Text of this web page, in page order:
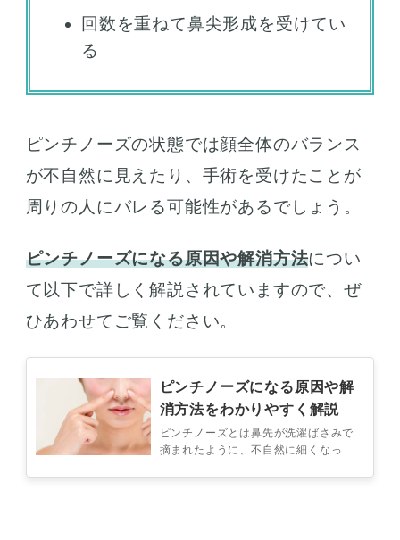
回数を重ねて鼻尖形成を受けてい
る
ピンチノーズの状態では顔全体のバランス
が不自然に見えたり、手術を受けたことが
周りの人にバレる可能性があるでしょう。
ピンチノーズになる原因や解消方法につい
て以下で詳しく解説されていますので、ぜ
ひあわせてご覧ください。
ピンチノーズになる原因や解
消方法をわかりやすく解説
ピンチノーズとは鼻先が洗濯ばさみで
摘まれたように、不自然に細くなって